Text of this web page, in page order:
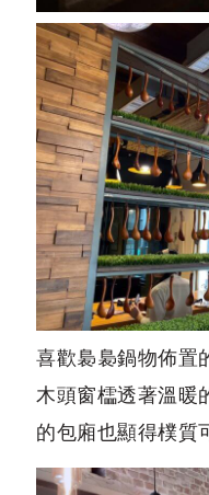
喜歡裊裊鍋物佈置
木頭窗櫺透著溫暖
的包廂也顯得樸質